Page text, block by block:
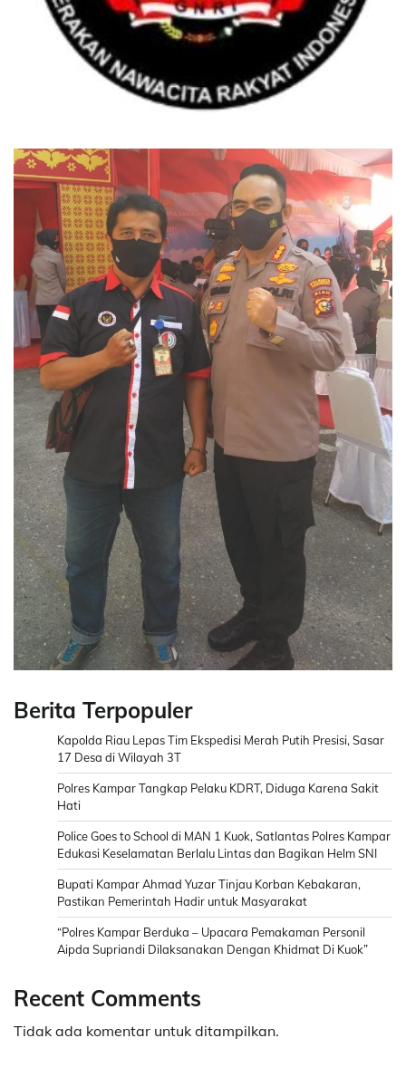
Berita Terpopuler
Kapolda Riau Lepas Tim Ekspedisi Merah Putih Presisi, Sasar
17 Desa di Wilayah 3T
Polres Kampar Tangkap Pelaku KDRT, Diduga Karena Sakit
Hati
Police Goes to School di MAN 1 Kuok, Satlantas Polres Kampar
Edukasi Keselamatan Berlalu Lintas dan Bagikan Helm SNI
Bupati Kampar Ahmad Yuzar Tinjau Korban Kebakaran,
Pastikan Pemerintah Hadir untuk Masyarakat
“Polres Kampar Berduka – Upacara Pemakaman Personil
Aipda Supriandi Dilaksanakan Dengan Khidmat Di Kuok”
Recent Comments
Tidak ada komentar untuk ditampilkan.